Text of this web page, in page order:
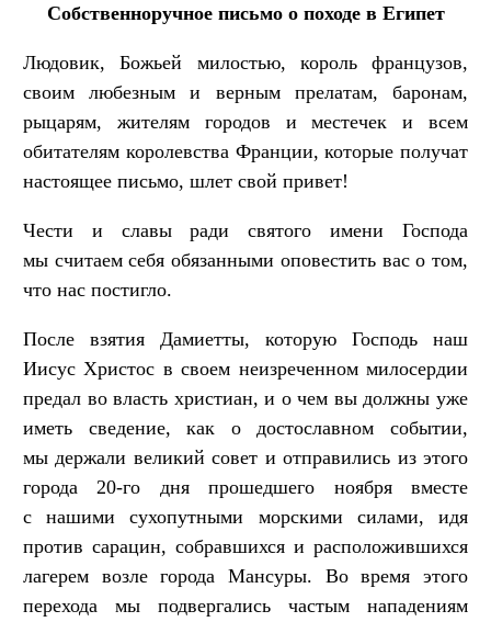
Собственноручное письмо о походе в Египет
Людовик, Божьей милостью, король французов,
своим любезным и верным прелатам, баронам,
рыцарям, жителям городов и местечек и всем
обитателям королевства Франции, которые получат
настоящее письмо, шлет свой привет!
Чести и славы ради святого имени Господа
мы считаем себя обязанными оповестить вас о том,
что нас постигло.
После взятия Дамиетты, которую Господь наш
Иисус Христос в своем неизреченном милосердии
предал во власть христиан, и о чем вы должны уже
иметь сведение, как о достославном событии,
мы держали великий совет и отправились из этого
города 20-го дня прошедшего ноября вместе
с нашими сухопутными морскими силами, идя
против сарацин, собравшихся и расположившихся
лагерем возле города Мансуры. Во время этого
перехода мы подвергались частым нападениям